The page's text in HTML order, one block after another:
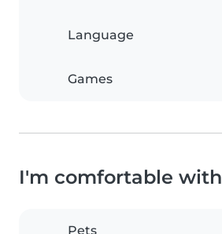
Language
Games
I'm comfortable with
Pets